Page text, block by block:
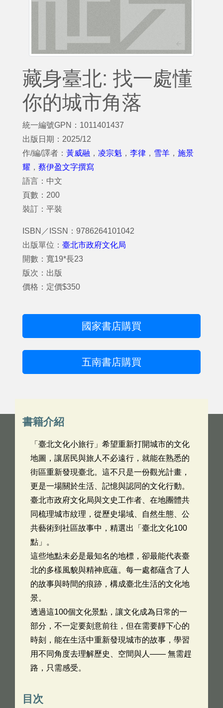
藏身臺北: 找一處懂
你的城市角落
統一編號GPN：1011401437
出版日期：2025/12
作/編/譯者： 黃威融 ， 凌宗魁 ， 李律 ， 雪羊 ， 施景
耀 ， 蔡伊盈文字撰寫
語言：中文
頁數：200
裝訂：平裝
ISBN／ISSN：9786264101042
出版單位： 臺北市政府文化局
開數：寬19*長23
版次：出版
價格：定價$350
國家書店購買
五南書店購買
書籍介紹
「臺北文化小旅行」希望重新打開城市的文化
地圖，讓居民與旅人不必遠行，就能在熟悉的
街區重新發現臺北。這不只是一份觀光計畫，
更是一場關於生活、記憶與認同的文化行動。
臺北市政府文化局與文史工作者、在地團體共
同梳理城市紋理，從歷史場域、自然生態、公
共藝術到社區故事中，精選出「臺北文化100
點」。
這些地點未必是最知名的地標，卻最能代表臺
北的多樣風貌與精神底蘊。每一處都蘊含了人
的故事與時間的痕跡，構成臺北生活的文化地
景。
透過這100個文化景點，讓文化成為日常的一
部分，不一定要刻意前往，但在需要靜下心的
時刻，能在生活中重新發現城市的故事，學習
用不同角度去理解歷史、空間與人—— 無需趕
路，只需感受。
目次